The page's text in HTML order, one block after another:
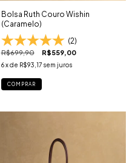
Bolsa Ruth Couro Wishin
(Caramelo)
(2)
R$699,90 R$559,00
6 x de R$93,17 sem juros
COMPRAR